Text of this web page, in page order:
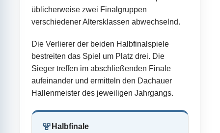
üblicherweise zwei Finalgruppen
verschiedener Altersklassen abwechselnd.
Die Verlierer der beiden Halbfinalspiele
bestreiten das Spiel um Platz drei. Die
Sieger treffen im abschließenden Finale
aufeinander und ermitteln den Dachauer
Hallenmeister des jeweiligen Jahrgangs.
Halbfinale